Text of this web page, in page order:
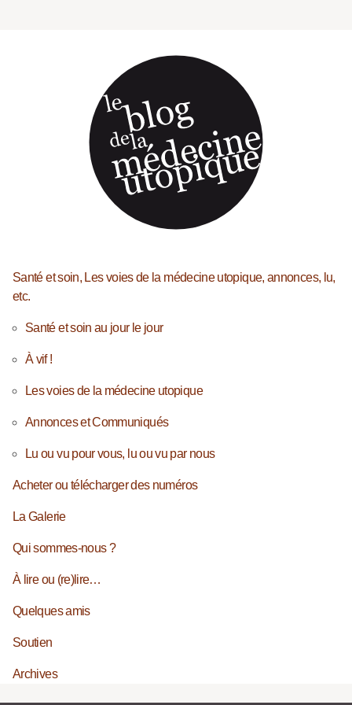
Santé et soin, Les voies de la médecine utopique, annonces, lu,
etc.
Santé et soin au jour le jour
À vif !
Les voies de la médecine utopique
Annonces et Communiqués
Lu ou vu pour vous, lu ou vu par nous
Acheter ou télécharger des numéros
La Galerie
Qui sommes-nous ?
À lire ou (re)lire…
Quelques amis
Soutien
Archives